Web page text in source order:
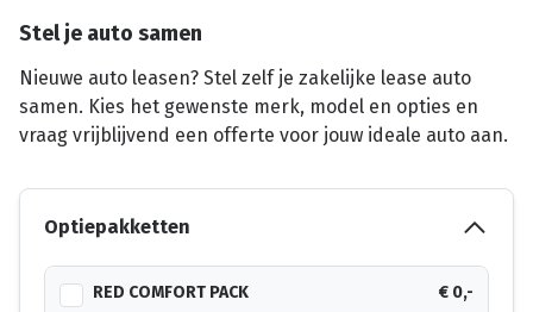
Stel je auto samen
Nieuwe auto leasen? Stel zelf je zakelijke lease auto
samen. Kies het gewenste merk, model en opties en
vraag vrijblijvend een offerte voor jouw ideale auto aan.
Optiepakketten
RED COMFORT PACK € 0,-